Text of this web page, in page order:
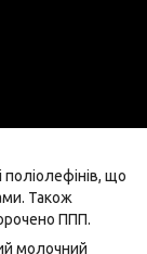
поліолефінів, що
Також
ППП.
молочний